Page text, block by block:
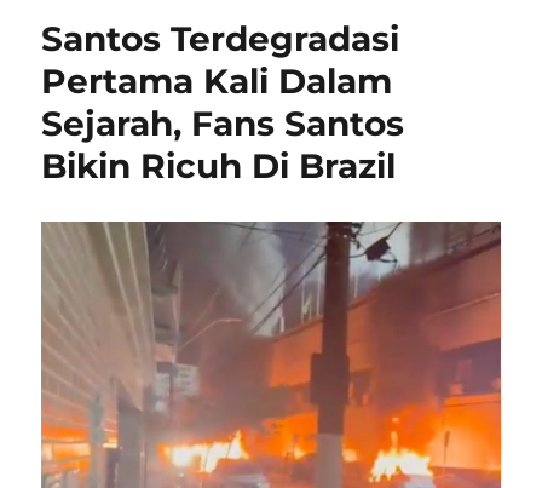
Santos Terdegradasi
Pertama Kali Dalam
Sejarah, Fans Santos
Bikin Ricuh Di Brazil